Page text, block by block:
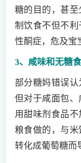
糖的目的，甚
制饮食不但不
性酮症，危及宝
3、咸味和无糖
部分糖妈错误认
但对于咸面包
用甜味剂食品
粮食做的，与
转化成葡萄糖而